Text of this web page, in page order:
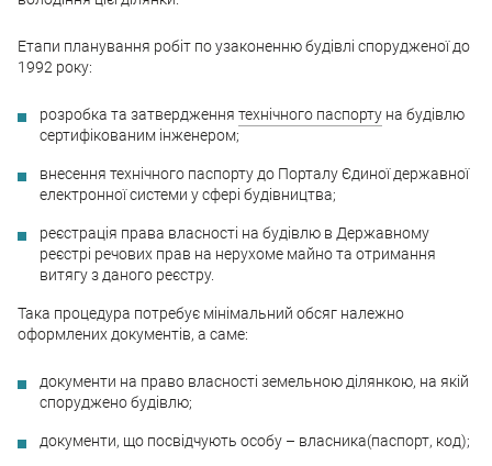
Етапи планування робіт по узаконенню будівлі спорудженої до
1992 року:
розробка та затвердження технічного паспорту на будівлю
сертифікованим інженером;
внесення технічного паспорту до Порталу Єдиної державної
електронної системи у сфері будівництва;
реєстрація права власності на будівлю в Державному
реєстрі речових прав на нерухоме майно та отримання
витягу з даного реєстру.
Така процедура потребує мінімальний обсяг належно
оформлених документів, а саме:
документи на право власності земельною ділянкою, на якій
споруджено будівлю;
документи, що посвідчують особу – власника(паспорт, код);